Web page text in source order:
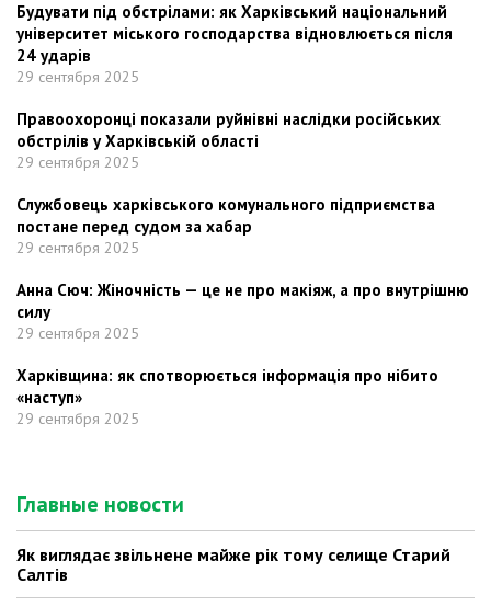
Будувати під обстрілами: як Харківський національний
університет міського господарства відновлюється після
24 ударів
29 сентября 2025
Правоохоронці показали руйнівні наслідки російських
обстрілів у Харківській області
29 сентября 2025
Службовець харківського комунального підприємства
постане перед судом за хабар
29 сентября 2025
Анна Сюч: Жіночність — це не про макіяж, а про внутрішню
силу
29 сентября 2025
Харківщина: як спотворюється інформація про нібито
«наступ»
29 сентября 2025
Главные новости
Як виглядає звільнене майже рік тому селище Старий
Салтів